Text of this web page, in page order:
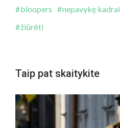
bloopers nepavykę kadrai
žiūrėti
Taip pat skaitykite